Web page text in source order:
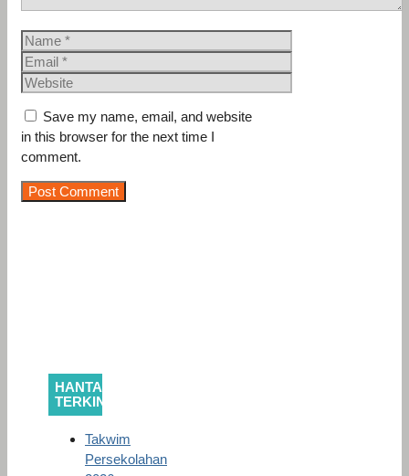
Name
Email
Website
Save my name, email, and website
in this browser for the next time I
comment.
HANTARAN
TERKINI
Takwim
Persekolahan